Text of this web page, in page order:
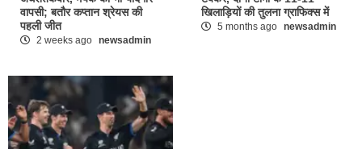
वापसी; बतौर कप्तान श्रेयस की
पहली जीत
2 weeks ago newsadmin
खिलाड़ियों की तुलना ग्राफिक्स में
5 months ago newsadmin